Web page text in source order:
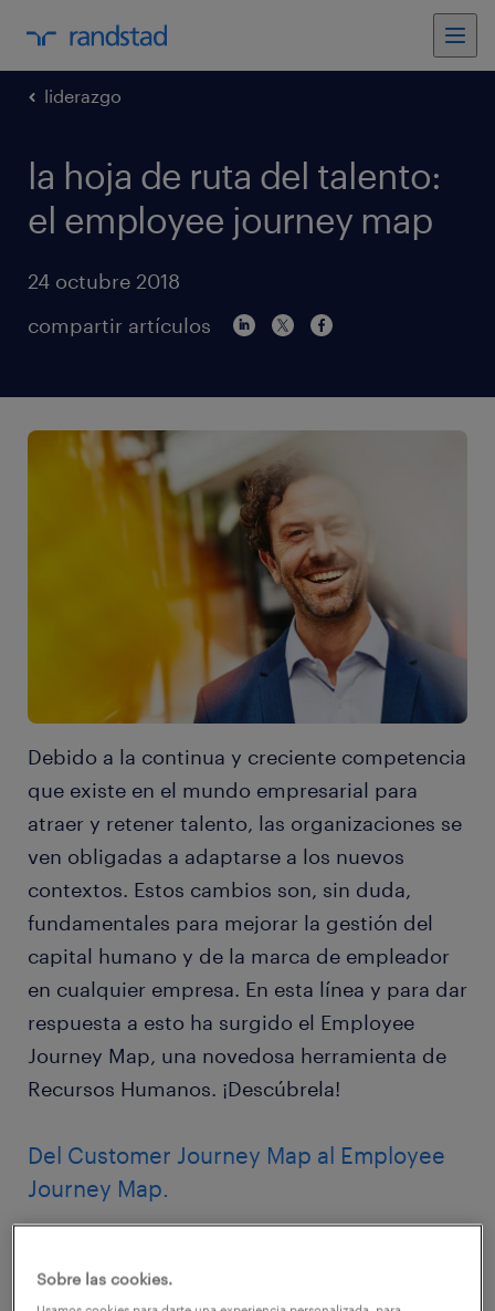
liderazgo
la hoja de ruta del talento:
el employee journey map
24 octubre 2018
compartir artículos
Debido a la continua y creciente competencia
que existe en el mundo empresarial para
atraer y retener talento, las organizaciones se
ven obligadas a adaptarse a los nuevos
contextos. Estos cambios son, sin duda,
fundamentales para mejorar la gestión del
capital humano y de la marca de empleador
en cualquier empresa. En esta línea y para dar
respuesta a esto ha surgido el Employee
Journey Map, una novedosa herramienta de
Recursos Humanos. ¡Descúbrela!
Del Customer Journey Map al Employee
Journey Map.
Muchas compañías han convertido al cliente
en el epicentro de todos los objetivos, incluso
cuando se habla de reputación empresarial.
Sobre las cookies.